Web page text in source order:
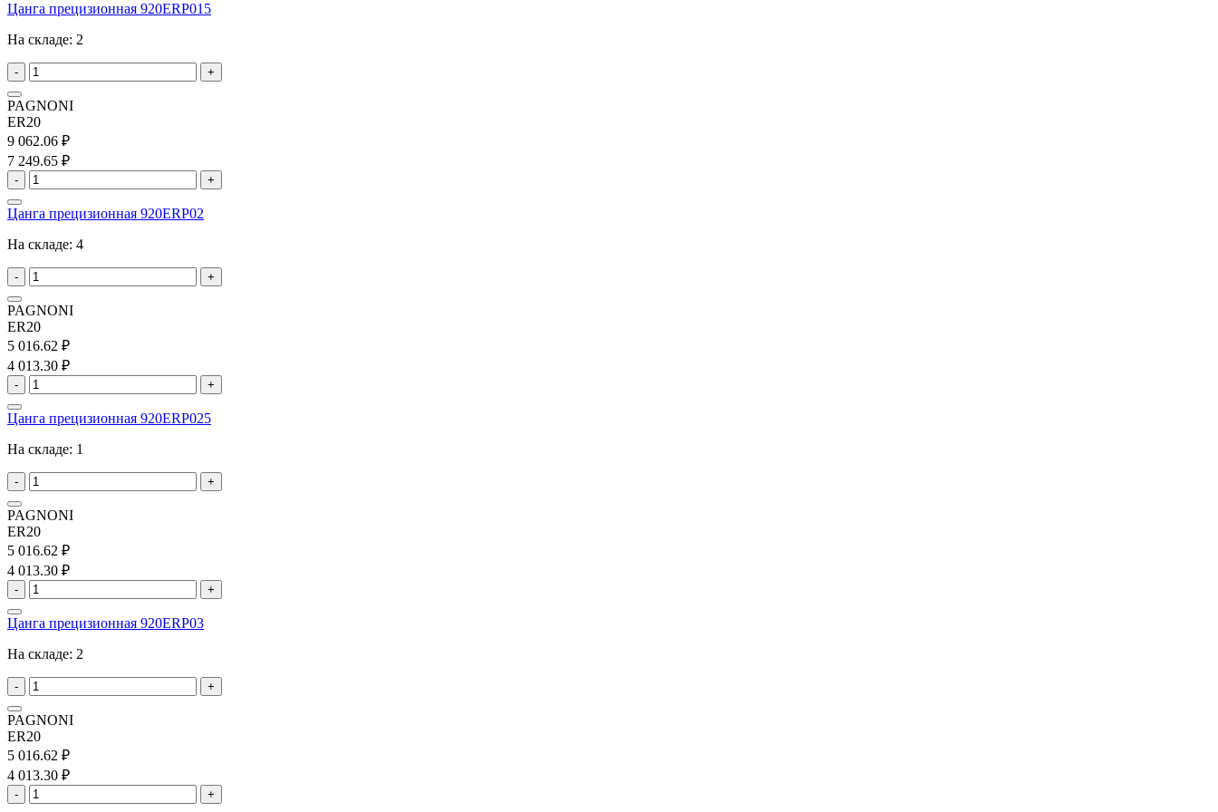
Цанга прецизионная 920ERP015
На складе: 2
- +
PAGNONI
ER20
9 062.06 ₽
7 249.65 ₽
- +
Цанга прецизионная 920ERP02
На складе: 4
- +
PAGNONI
ER20
5 016.62 ₽
4 013.30 ₽
- +
Цанга прецизионная 920ERP025
На складе: 1
- +
PAGNONI
ER20
5 016.62 ₽
4 013.30 ₽
- +
Цанга прецизионная 920ERP03
На складе: 2
- +
PAGNONI
ER20
5 016.62 ₽
4 013.30 ₽
- +